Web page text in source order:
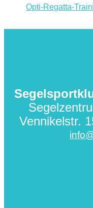
Opti-Regatta-
Vennikelstr.